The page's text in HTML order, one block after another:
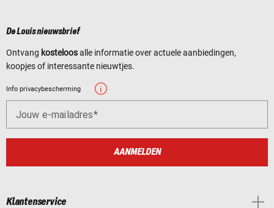
De Louis nieuwsbrief
Ontvang kosteloosalle informatie over actuele aanbiedingen,
koopjes of interessante nieuwtjes.
Info privacybescherming
Jouw e-mailadres
AANMELDEN
Klantenservice